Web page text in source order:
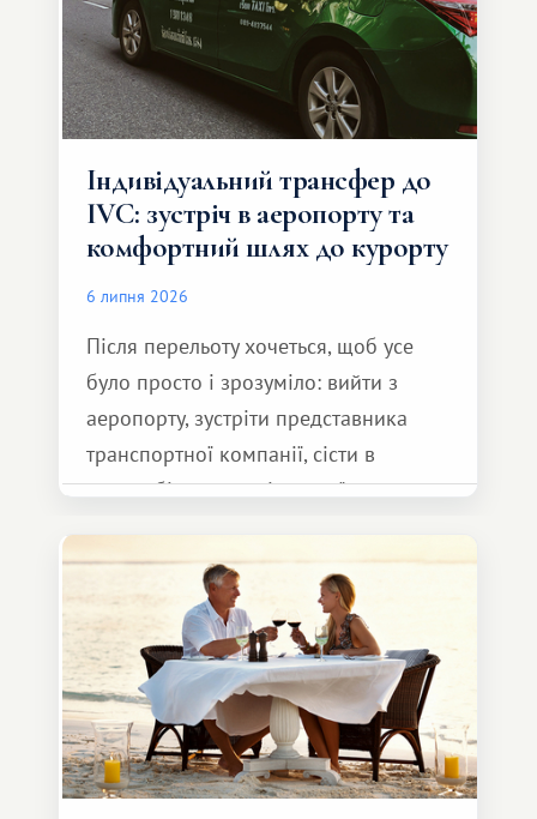
Індивідуальний трансфер до
IVC: зустріч в аеропорту та
комфортний шлях до курорту
6 липня 2026
Після перельоту хочеться, щоб усе
було просто і зрозуміло: вийти з
аеропорту, зустріти представника
транспортної компанії, сісти в
автомобіль та спокійно доїхати до